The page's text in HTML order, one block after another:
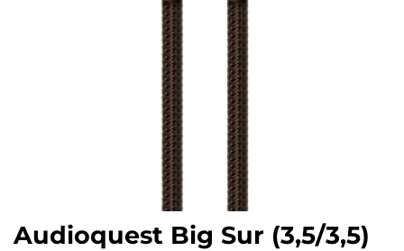
Audioquest Big Sur (3,5/3,5)